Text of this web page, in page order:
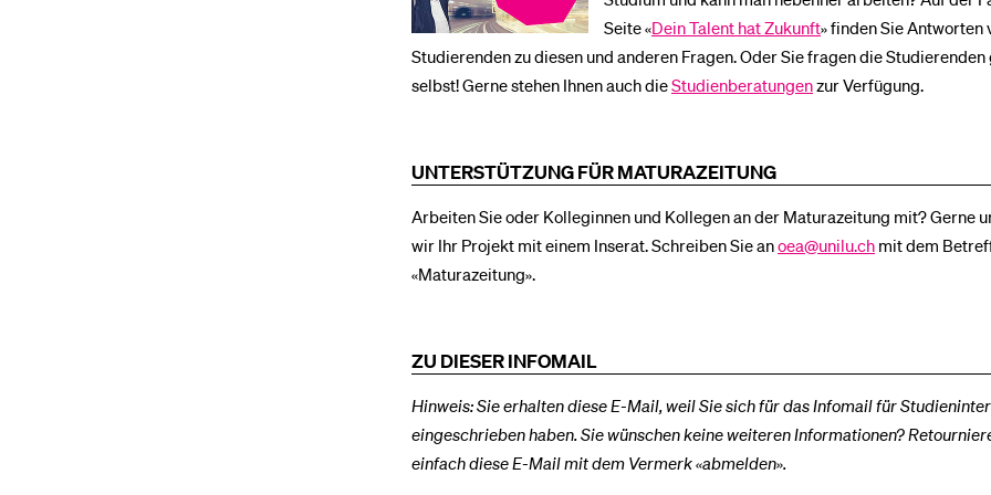
Seite «Dein Talent hat Zukunft» finden Sie Antworten
Studierenden zu diesen und anderen Fragen. Oder Sie fragen die
selbst! Gerne stehen Ihnen auch dieStudienberatungenzur Verfügung.
UNTERSTÜTZUNG FÜR MATURAZEITUNG
Arbeiten Sie oder Kolleginnen und Kollegen an der Maturazeitung mit? Gerne
wir Ihr Projekt mit einem Inserat. Schreiben Sie anoea@unilu.ch mit dem
«Maturazeitung».
ZU DIESER INFOMAIL
Hinweis: Sie erhalten diese E-Mail, weil Sie sich für das Infomail für
eingeschrieben haben. Sie wünschen keine weiteren Informationen?
einfach diese E-Mail mit dem Vermerk «abmelden».